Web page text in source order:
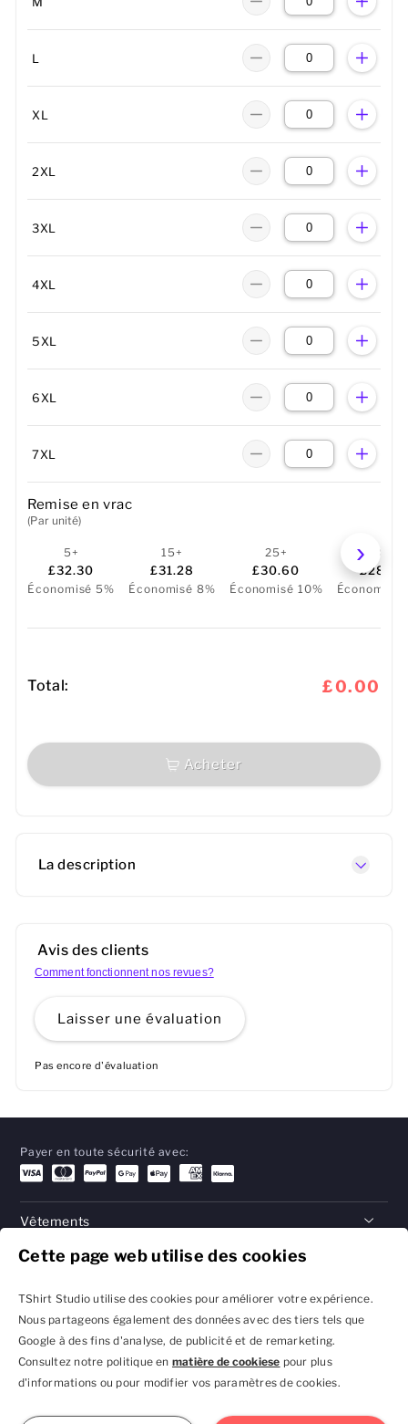
Cette page web utilise des cookies
TShirt Studio utilise des cookies pour améliorer votre expérience.
Nous partageons également des données avec des tiers tels que
Google à des fins d'analyse, de publicité et de remarketing.
Consultez notre politique en matière de cookiese pour plus
d'informations ou pour modifier vos paramètres de cookies.
L
XL
2XL
3XL
4XL
5XL
6XL
7XL
Remise en vrac
(Par unité)
5+
£32.30
Économisé 5%
15+
£31.28
Économisé 8%
25+
£30.60
Économisé 10%
50+
£28.22
Économisé
Total: £0.00
Acheter
La description
Avis des clients
Comment fonctionnent nos revues?
Laisser une évaluation
Pas encore d'évaluation
Payer en toute sécurité avec:
Vêtements
Cadeaux
Aide
Politique de confidentialité
et réglages des cookies
Conditions générales
contacter@tshirtstudio.fr